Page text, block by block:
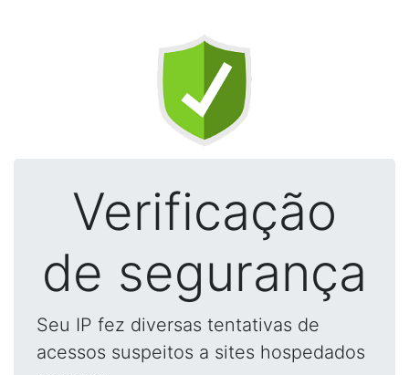
Verificação
de segurança
Seu IP fez diversas tentativas de
acessos suspeitos a sites hospedados